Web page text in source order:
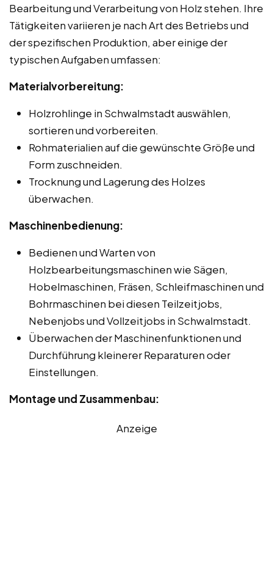
Bearbeitung und Verarbeitung von Holz stehen. Ihre
Tätigkeiten variieren je nach Art des Betriebs und
der spezifischen Produktion, aber einige der
typischen Aufgaben umfassen:
Materialvorbereitung:
Holzrohlinge in Schwalmstadt auswählen,
sortieren und vorbereiten.
Rohmaterialien auf die gewünschte Größe und
Form zuschneiden.
Trocknung und Lagerung des Holzes
überwachen.
Maschinenbedienung:
Bedienen und Warten von
Holzbearbeitungsmaschinen wie Sägen,
Hobelmaschinen, Fräsen, Schleifmaschinen und
Bohrmaschinen bei diesen Teilzeitjobs,
Nebenjobs und Vollzeitjobs in Schwalmstadt.
Überwachen der Maschinenfunktionen und
Durchführung kleinerer Reparaturen oder
Einstellungen.
Montage und Zusammenbau:
Anzeige